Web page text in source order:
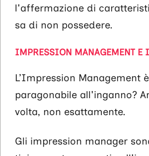
l'affermazione di
sa di non possedere.
IMPRESSION MANAGEMENT E
L’Impression Management è
paragonabile all'inganno?
volta, non esattamente.
Gli impression manager